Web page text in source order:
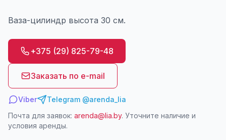
Ваза-цилиндр высота 30 см.
+375 (29) 825-79-48
Заказать по e-mail
Viber
Telegram @arenda_lia
Почта для заявок: arenda@lia.by. Уточните наличие и
условия аренды.